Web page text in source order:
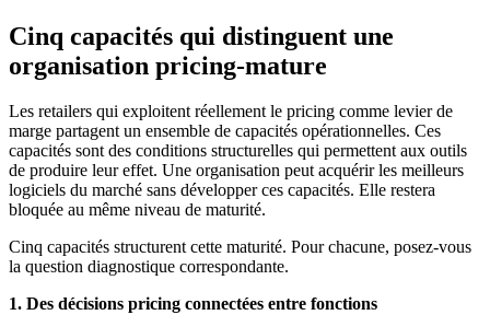
Cinq capacités qui distinguent une
organisation pricing-mature
Les retailers qui exploitent réellement le pricing comme levier de
marge partagent un ensemble de capacités opérationnelles. Ces
capacités sont des conditions structurelles qui permettent aux outils
de produire leur effet. Une organisation peut acquérir les meilleurs
logiciels du marché sans développer ces capacités. Elle restera
bloquée au même niveau de maturité.
Cinq capacités structurent cette maturité. Pour chacune, posez-vous
la question diagnostique correspondante.
1. Des décisions pricing connectées entre fonctions